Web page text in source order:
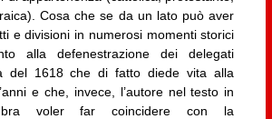
Cosa che se da un lato può aver
e divisioni in numerosi momenti storici
alla defenestrazione dei delegati
del 1618 che di fatto diede vita alla
e che, invece, l’autore nel testo in
voler far coincidere con la